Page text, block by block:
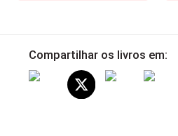
Compartilhar os livros em: